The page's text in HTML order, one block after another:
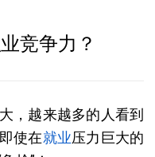
竞争力？
，越来越多的人看到
使在就业压力巨大的